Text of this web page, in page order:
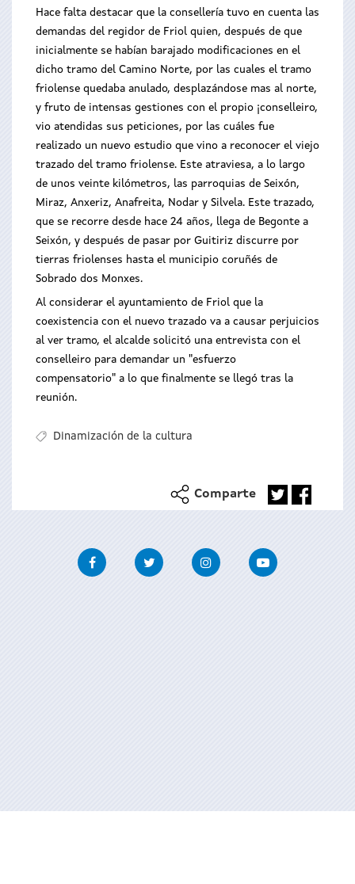
Hace falta destacar que la consellería tuvo en cuenta las
demandas del regidor de Friol quien, después de que
inicialmente se habían barajado modificaciones en el
dicho tramo del Camino Norte, por las cuales el tramo
friolense quedaba anulado, desplazándose mas al norte,
y fruto de intensas gestiones con el propio ¡conselleiro,
vio atendidas sus peticiones, por las cuáles fue
realizado un nuevo estudio que vino a reconocer el viejo
trazado del tramo friolense. Este atraviesa, a lo largo
de unos veinte kilómetros, las parroquias de Seixón,
Miraz, Anxeriz, Anafreita, Nodar y Silvela. Este trazado,
que se recorre desde hace 24 años, llega de Begonte a
Seixón, y después de pasar por Guitiriz discurre por
tierras friolenses hasta el municipio coruñés de
Sobrado dos Monxes.
Al considerar el ayuntamiento de Friol que la
coexistencia con el nuevo trazado va a causar perjuicios
al ver tramo, el alcalde solicitó una entrevista con el
conselleiro para demandar un "esfuerzo
compensatorio" a lo que finalmente se llegó tras la
reunión.
Dinamización de la cultura
Comparte
FacebookTwitter InstagramYoutube